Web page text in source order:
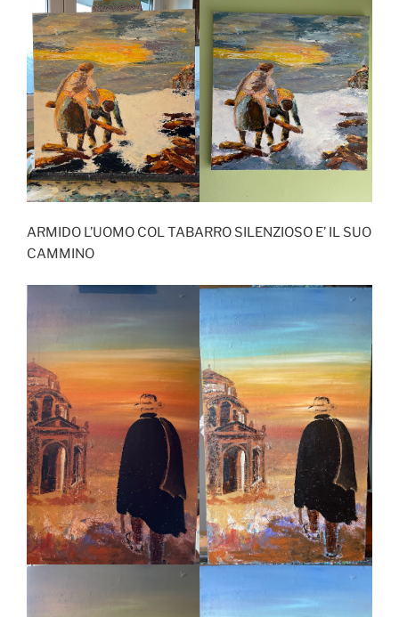
ARMIDO L’UOMO COL TABARRO SILENZIOSO E’ IL SUO
CAMMINO